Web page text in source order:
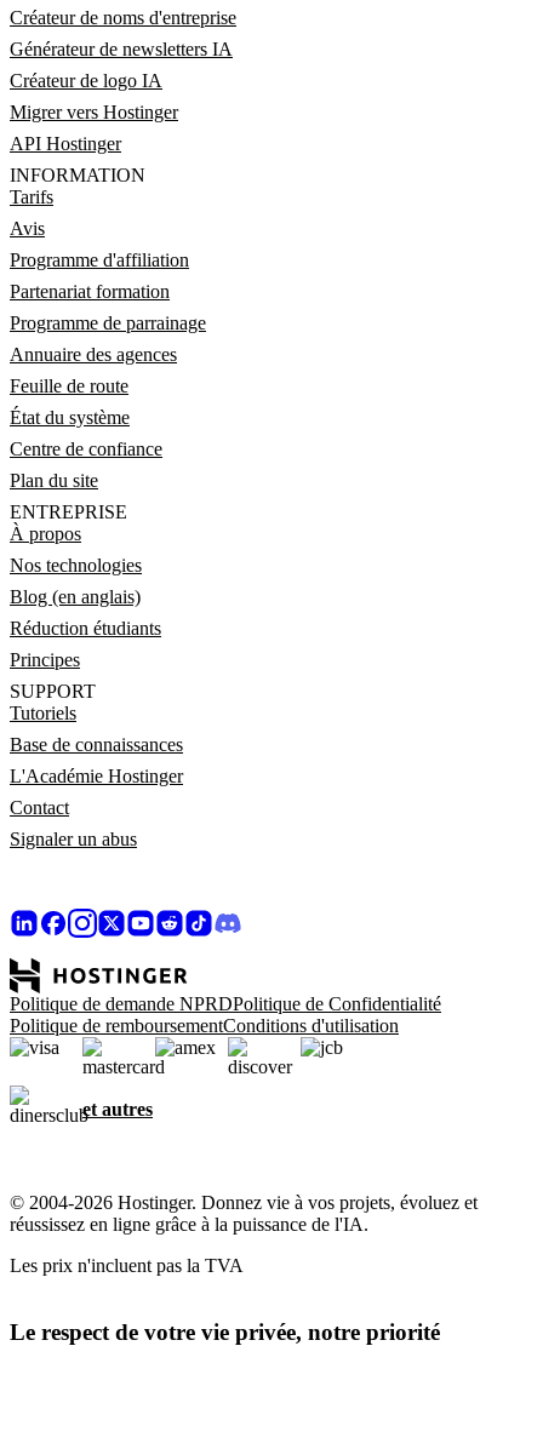
Créateur de noms d'entreprise
Générateur de newsletters IA
Créateur de logo IA
Migrer vers Hostinger
API Hostinger
INFORMATION
Tarifs
Avis
Programme d'affiliation
Partenariat formation
Programme de parrainage
Annuaire des agences
Feuille de route
État du système
Centre de confiance
Plan du site
ENTREPRISE
À propos
Nos technologies
Blog (en anglais)
Réduction étudiants
Principes
SUPPORT
Tutoriels
Base de connaissances
L'Académie Hostinger
Contact
Signaler un abus
Politique de demande NPRDPolitique de Confidentialité
Politique de remboursementConditions d'utilisation
et autres
© 2004-2026 Hostinger. Donnez vie à vos projets, évoluez et
réussissez en ligne grâce à la puissance de l'IA.
Les prix n'incluent pas la TVA
Le respect de votre vie privée, notre priorité